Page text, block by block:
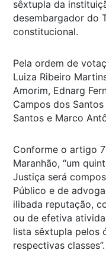
sêxtupla da
desembargador do
constitucional.
Pela ordem de
Luiza Ribeiro
Amorim, Ednarg
Campos dos
Santos e Marco
Conforme o artigo
Maranhão, “um
Justiça será
Público e de
ilibada reputação,
ou de efetiva
lista sêxtupla pelos
respectivas classes”.